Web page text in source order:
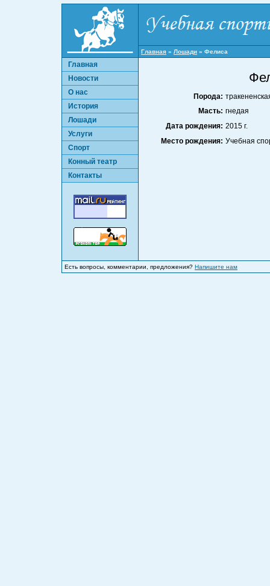
Главная » Лошади » Фелиса
Главная
Новости
О нас
История
Лошади
Услуги
Спорт
Конный театр
Контакты
Порода:
Масть: гнедая
Дата рождения: 2015 г.
Место рождения: Учебная
Есть вопросы, комментарии, предложения? Напишите нам